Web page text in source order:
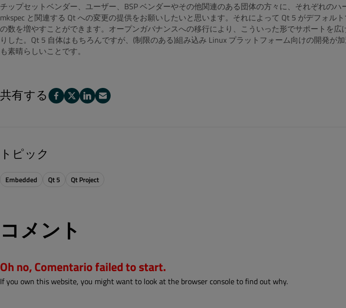
チップセットベンダー、ユーザー、BSP ベンダーやその他関連のある団体の方々に、それぞれのハ
mkspec と関連する Qt への変更の提供をお願いしたいと思います。それによって Qt 5 がデフォル
の数を増やすことができます。オープンガバナンスへの移行により、こういった形でサポートを広
りした。Qt 5 自体はもちろんですが、(制限のある)組み込み Linux プラットフォーム向けの開発が
も素晴らしいことです。
共有する
トピック
Embedded Qt 5 Qt Project
コメント
Oh no, Comentario failed to start.
If you own this website, you might want to look at the browser console to find out why.